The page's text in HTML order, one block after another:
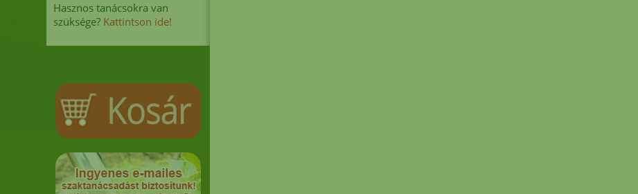
Hasznos tanácsokra van
szüksége? Kattintson ide!